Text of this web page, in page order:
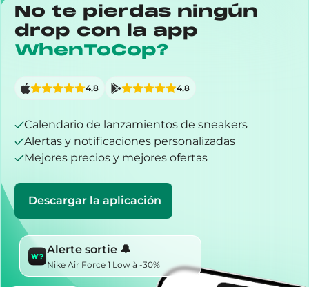
No te pierdas ningún
drop con la app
WhenToCop?
Calendario de lanzamientos de sneakers
Alertas y notificaciones personalizadas
Mejores precios y mejores ofertas
Descargar la aplicación
4,8 4,8
Alerte sortie 🔔
Nike Air Force 1 Low à -30%